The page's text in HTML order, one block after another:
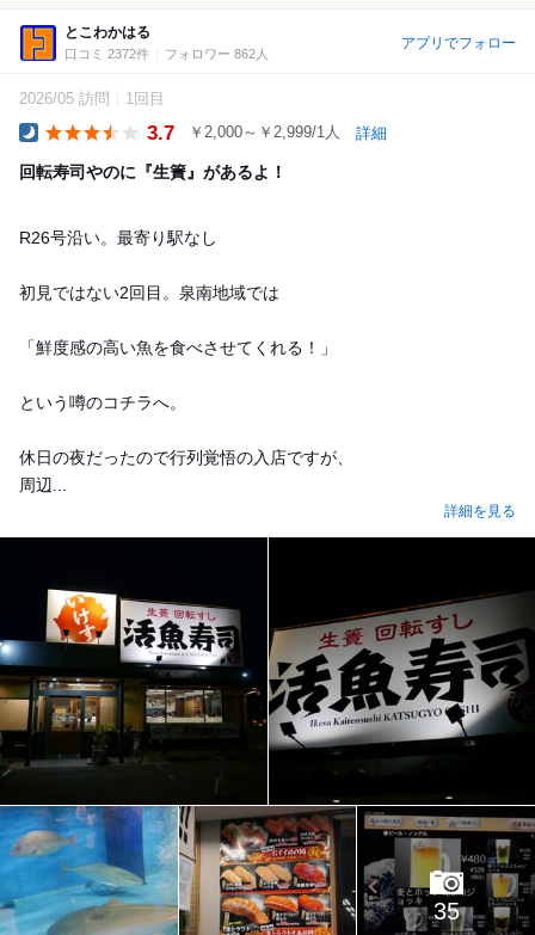
とこわかはる
口コミ 2372件 フォロワー 862人
アプリでフォロー
2026/05 訪問 1回目
3.7 ￥2,000～￥2,999/1人 詳細
回転寿司やのに『生簀』があるよ！
R26号沿い。最寄り駅なし
初見ではない2回目。泉南地域では
「鮮度感の高い魚を食べさせてくれる！」
という噂のコチラへ。
休日の夜だったので行列覚悟の入店ですが、
周辺...
詳細を見る
35